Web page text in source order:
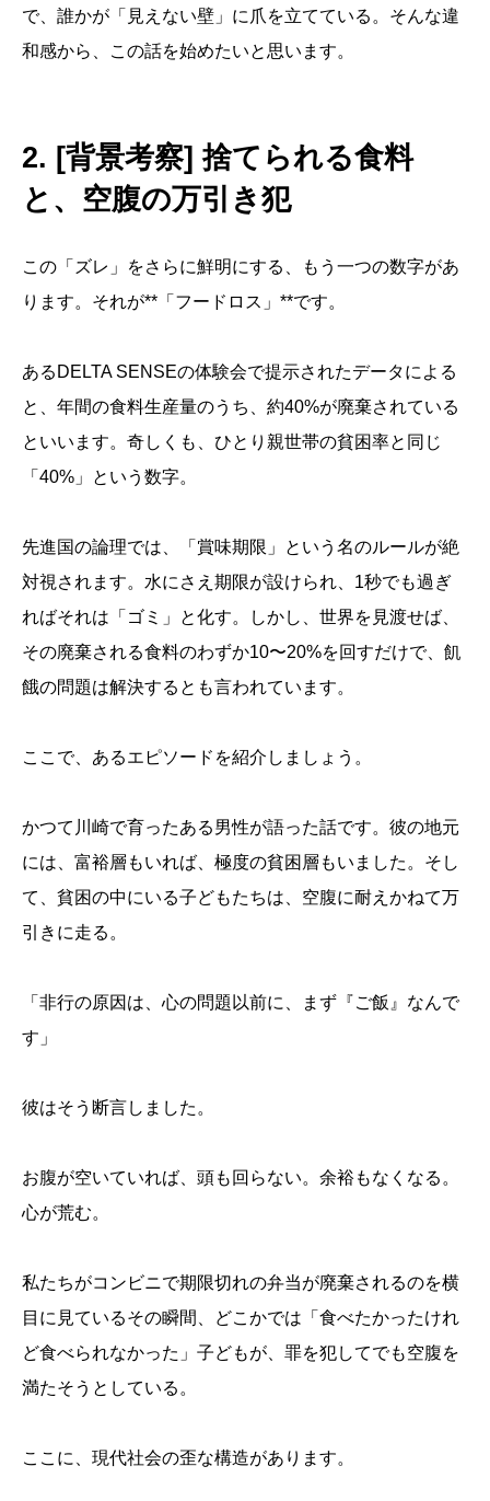
で、誰かが「見えない壁」に爪を立てている。そんな違
和感から、この話を始めたいと思います。
2. [背景考察] 捨てられる食料
と、空腹の万引き犯
この「ズレ」をさらに鮮明にする、もう一つの数字があ
ります。それが**「フードロス」**です。
あるDELTA SENSEの体験会で提示されたデータによる
と、年間の食料生産量のうち、約40%が廃棄されている
といいます。奇しくも、ひとり親世帯の貧困率と同じ
「40%」という数字。
先進国の論理では、「賞味期限」という名のルールが絶
対視されます。水にさえ期限が設けられ、1秒でも過ぎ
ればそれは「ゴミ」と化す。しかし、世界を見渡せば、
その廃棄される食料のわずか10〜20%を回すだけで、飢
餓の問題は解決するとも言われています。
ここで、あるエピソードを紹介しましょう。
かつて川崎で育ったある男性が語った話です。彼の地元
には、富裕層もいれば、極度の貧困層もいました。そし
て、貧困の中にいる子どもたちは、空腹に耐えかねて万
引きに走る。
「非行の原因は、心の問題以前に、まず『ご飯』なんで
す」
彼はそう断言しました。
お腹が空いていれば、頭も回らない。余裕もなくなる。
心が荒む。
私たちがコンビニで期限切れの弁当が廃棄されるのを横
目に見ているその瞬間、どこかでは「食べたかったけれ
ど食べられなかった」子どもが、罪を犯してでも空腹を
満たそうとしている。
ここに、現代社会の歪な構造があります。